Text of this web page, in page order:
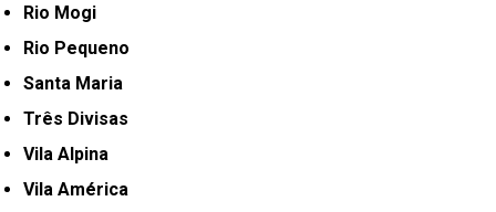
Rio Mogi
Rio Pequeno
Santa Maria
Três Divisas
Vila Alpina
Vila América